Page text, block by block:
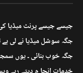
جیسے جیسے پرنٹ میڈیا کی
جگہ سوشل میڈیا نے لی
جگہ خوب بنائی ۔ یوں